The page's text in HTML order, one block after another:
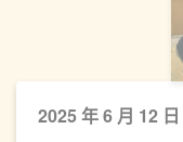
2025 年 6 月 12 日